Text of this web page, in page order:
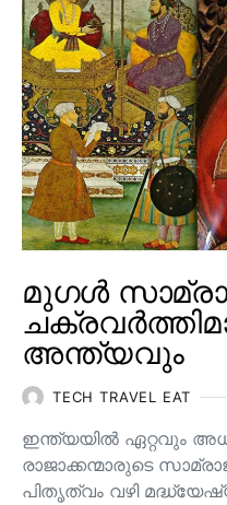
മുഗൾ
അന്ത്യവും
TECH TRAVEL EAT
ഇന്ത്യയിൽ ഏറ്റവും
രാജാക്കന്മാരുടെ
പിതൃത്വം വഴി